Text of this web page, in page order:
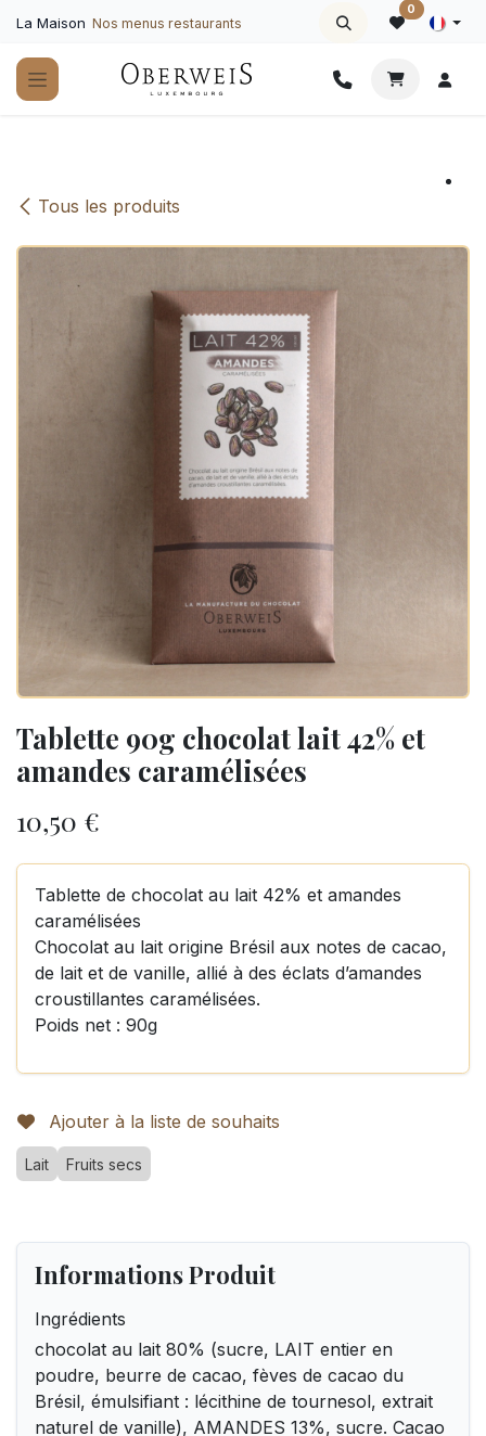
La Maison Nos menus restaurants
0
Tous les produits
Tablette 90g chocolat lait 42% et
amandes caramélisées
10,50 €
Tablette de chocolat au lait 42% et amandes
caramélisées
Chocolat au lait origine Brésil aux notes de cacao,
de lait et de vanille, allié à des éclats d’amandes
croustillantes caramélisées.
Poids net : 90g
Ajouter à la liste de souhaits
Lait Fruits secs
Informations Produit
Ingrédients
chocolat au lait 80% (sucre, LAIT entier en
poudre, beurre de cacao, fèves de cacao du
Brésil, émulsifiant : lécithine de tournesol, extrait
naturel de vanille), AMANDES 13%, sucre. Cacao